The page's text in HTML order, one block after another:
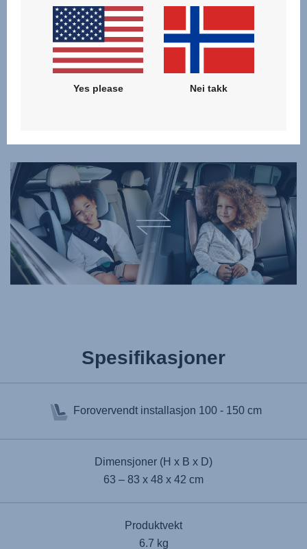
meg og mitt barn?
Oppdag og sammenlign modellene av våre
KIDFIX BILSTOLER FOR BARN
og finn det riktige produktet for din familie!
Spesifikasjoner
Forovervendt installasjon 100 - 150 cm
Dimensjoner (H x B x D)
63 – 83 x 48 x 42 cm
Produktvekt
6.7 kg
Yes please Nei takk